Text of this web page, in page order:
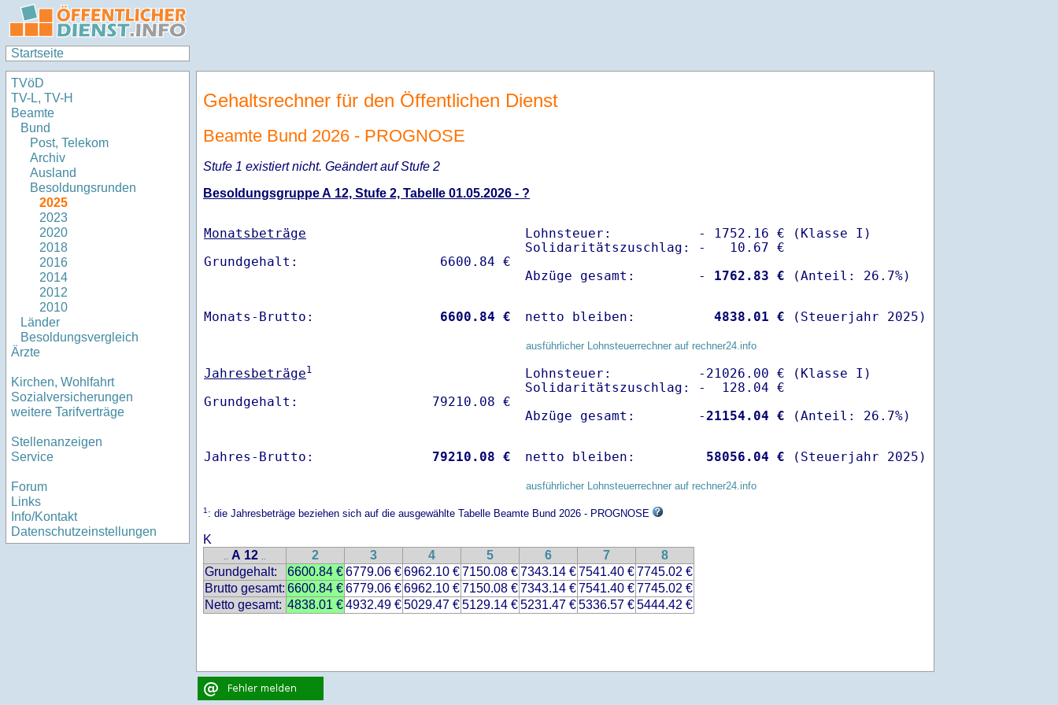
Startseite
TVöD
TV-L, TV-H
Beamte
Bund
Post, Telekom
Archiv
Ausland
Besoldungsrunden
2025
2023
2020
2018
2016
2014
2012
2010
Länder
Besoldungsvergleich
Ärzte
Kirchen, Wohlfahrt
Sozialversicherungen
weitere Tarifverträge
Stellenanzeigen
Service
Forum
Links
Info/Kontakt
Datenschutzeinstellungen
Gehaltsrechner für den Öffentlichen Dienst
Beamte Bund 2026 - PROGNOSE
Stufe 1 existiert nicht. Geändert auf Stufe 2
Besoldungsgruppe A 12, Stufe 2, Tabelle 01.05.2026 - ?
Monatsbeträge
Lohnsteuer:           - 1752.16 € (Klasse I)
Solidaritätszuschlag: -   10.67 €
Abzüge gesamt:        -
1762.83 €
Monats-Brutto: 6600.84 € netto bleiben: 4838.01 € (Steuerjahr 2025)
ausführlicher Lohnsteuerrechner auf rechner24.info
Jahresbeträge1
Lohnsteuer:           -21026.00 € (Klasse I)
Solidaritätszuschlag: -  128.04 €
Abzüge gesamt:        -21154.04 €
Jahres-Brutto: 79210.08 € netto bleiben: 58056.04 € (Steuerjahr 2025)
ausführlicher Lohnsteuerrechner auf rechner24.info
1: die Jahresbeträge beziehen sich auf die ausgewählte Tabelle Beamte Bund 2026 - PROGNOSE
K
.. A 12 .. 2 3 4 5 6 7
8
Grundgehalt:
6600.84 €6779.06 €6962.10 €7150.08 €7343.14 €7541.40 €7745.02 €
Brutto gesamt: 6600.84 €6779.06 €6962.10 €7150.08 €7343.14 €7541.40 €7745.02 €
Netto gesamt: 4838.01 €4932.49 €5029.47 €5129.14 €5231.47 €5336.57 €5444.42 €